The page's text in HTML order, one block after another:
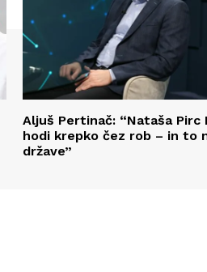
Aljuš Pertinač: “Nataša Pirc
hodi krepko čez rob – in to
države”